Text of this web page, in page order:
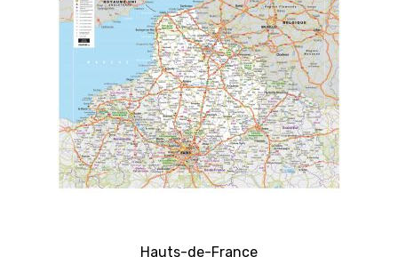
Hauts-de-France